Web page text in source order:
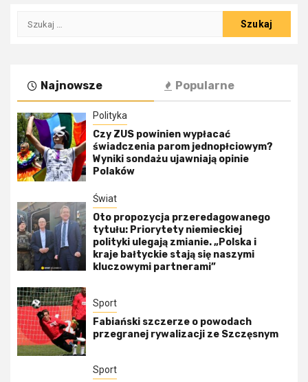
Szukaj:
Najnowsze Popularne
Polityka
Czy ZUS powinien wypłacać
świadczenia parom jednopłciowym?
Wyniki sondażu ujawniają opinie
Polaków
Świat
Oto propozycja przeredagowanego
tytułu: Priorytety niemieckiej
polityki ulegają zmianie. „Polska i
kraje bałtyckie stają się naszymi
kluczowymi partnerami”
Sport
Fabiański szczerze o powodach
przegranej rywalizacji ze Szczęsnym
Sport